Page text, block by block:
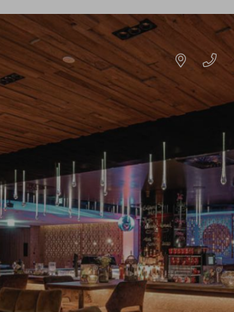
HOTELRESORT
IMPRESSIONEN
GESCHICHTE & GASTGEBER